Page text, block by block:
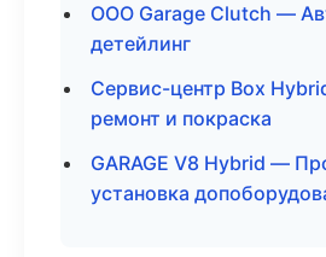
ООО Garage Clutch —
детейлинг
Сервис-центр Box
ремонт и покраска
GARAGE V8 Hybrid —
установка